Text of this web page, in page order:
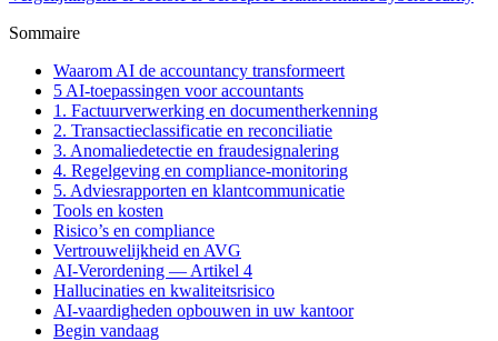
Sommaire
Waarom AI de accountancy transformeert
5 AI-toepassingen voor accountants
1. Factuurverwerking en documentherkenning
2. Transactieclassificatie en reconciliatie
3. Anomaliedetectie en fraudesignalering
4. Regelgeving en compliance-monitoring
5. Adviesrapporten en klantcommunicatie
Tools en kosten
Risico’s en compliance
Vertrouwelijkheid en AVG
AI-Verordening — Artikel 4
Hallucinaties en kwaliteitsrisico
AI-vaardigheden opbouwen in uw kantoor
Begin vandaag